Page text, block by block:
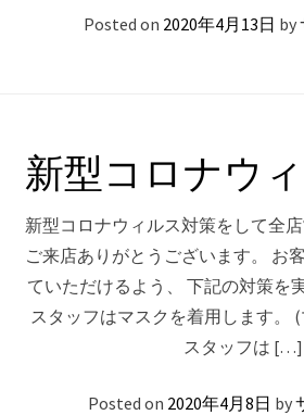
Posted on 2020年4月13日 by
新型コロナウ
新型コロナウィルス対策をして全
ご来店ありがとうございます。 お
ていただけるよう、 下記の対策を
スタッフはマスクを着用します。
スタッフは […]
Posted on 2020年4月8日 by